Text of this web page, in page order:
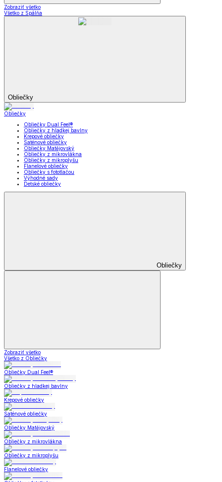
Zobraziť všetko
Všetko z Spálňa
Obliečky
Obliečky
Obliečky Dual Feel®
Obliečky z hladkej bavlny
Krepové obliečky
Saténové obliečky
Obliečky Matějovský
Obliečky z mikrovlákna
Obliečky z mikroplyšu
Flanelové obliečky
Obliečky s fototlačou
Výhodné sady
Detské obliečky
Obliečky
Zobraziť všetko
Všetko z Obliečky
Obliečky Dual Feel®
Obliečky z hladkej bavlny
Krepové obliečky
Saténové obliečky
Obliečky Matějovský
Obliečky z mikrovlákna
Obliečky z mikroplyšu
Flanelové obliečky